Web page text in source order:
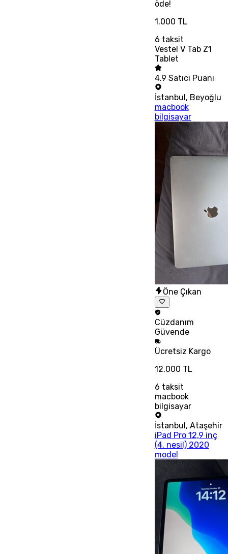
öde!
1.000 TL
6 taksit
Vestel V Tab Z1
Tablet
4.9 Satıcı Puanı
İstanbul, Beyoğlu
macbook
bilgisayar
Öne Çıkan
Cüzdanım
Güvende
Ücretsiz Kargo
12.000 TL
6 taksit
macbook
bilgisayar
İstanbul , Ataşehir
iPad Pro 12,9 inç
(4. nesil) 2020
model